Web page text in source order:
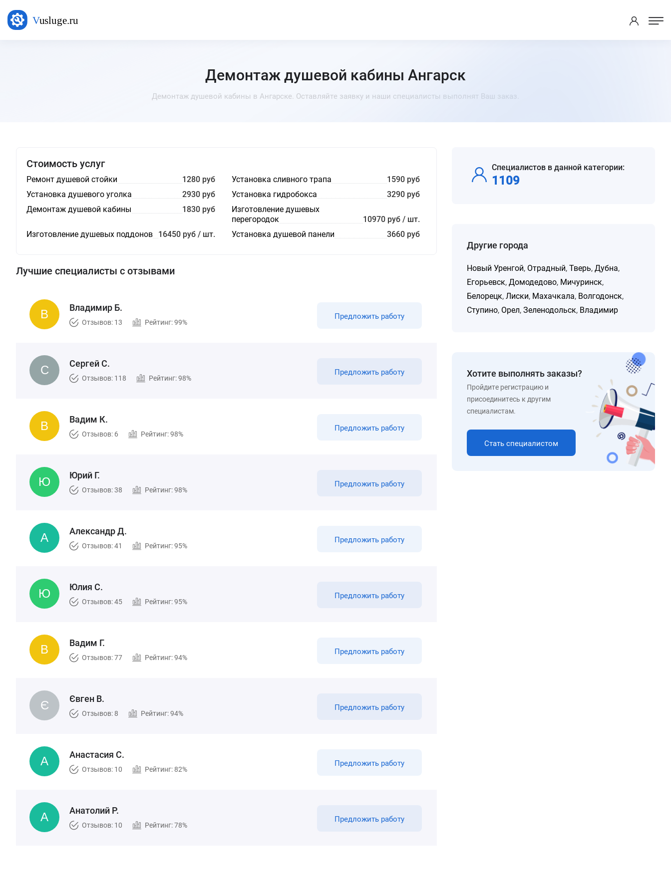
Демонтаж душевой кабины Ангарск
Демонтаж душевой кабины в Ангарске. Оставляйте заявку и наши специалисты выполнят Ваш заказ.
Стоимость услуг
Ремонт душевой стойки 1280 руб Установка сливного трапа
1590 руб
Установка душевого уголка
2930 руб Установка гидробокса
3290 руб
Демонтаж душевой кабины
1830 руб
Изготовление душевых
перегородок
10970 руб / шт.
Изготовление душевых поддонов
16450 руб / шт. Установка душевой панели 3660 руб
Лучшие специалисты с отзывами
Владимир Б.
Отзывов: 13 Рейтинг: 99%
Предложить работу
Сергей С.
Отзывов: 118 Рейтинг: 98%
Предложить работу
Вадим К.
Отзывов: 6 Рейтинг: 98%
Предложить работу
Юрий Г.
Отзывов: 38 Рейтинг: 98%
Предложить работу
Александр Д.
Отзывов: 41 Рейтинг: 95%
Предложить работу
Юлия С.
Отзывов: 45 Рейтинг: 95%
Предложить работу
Вадим Г.
Отзывов: 77 Рейтинг: 94%
Предложить работу
Євген В.
Отзывов: 8 Рейтинг: 94%
Предложить работу
Анастасия С.
Отзывов: 10 Рейтинг: 82%
Предложить работу
Анатолий Р.
Отзывов: 10 Рейтинг: 78%
Предложить работу
Специалистов в данной категории:
1109
Другие города
Новый Уренгой, Отрадный,Тверь,Дубна,
Егорьевск,Домодедово, Мичуринск,
Белорецк,Лиски, Махачкала, Волгодонск,
Ступино, Орел,Зеленодольск, Владимир
Хотите выполнять заказы?
Пройдите регистрацию и
присоединитесь к другим
специалистам.
Стать специалистом